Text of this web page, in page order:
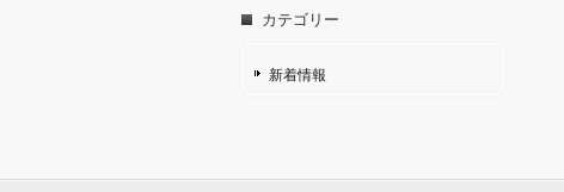
カテゴリー
新着情報